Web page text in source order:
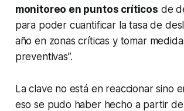
monitoreo en puntos críticos de
para poder cuantificar la tasa de
año en zonas críticas y tomar
preventivas”.
La clave no está en reaccionar sino
eso se pudo haber hecho a partir